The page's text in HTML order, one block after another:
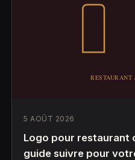
5 AOÛT 2026
Logo pour restaurant
guide suivre pour